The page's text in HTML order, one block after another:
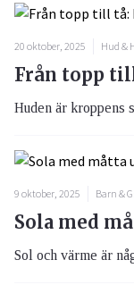
20 oktober, 2025 Hud &
Från topp
Huden är kroppens
9 oktober, 2025 Barn &
Sola med
Sol och värme är